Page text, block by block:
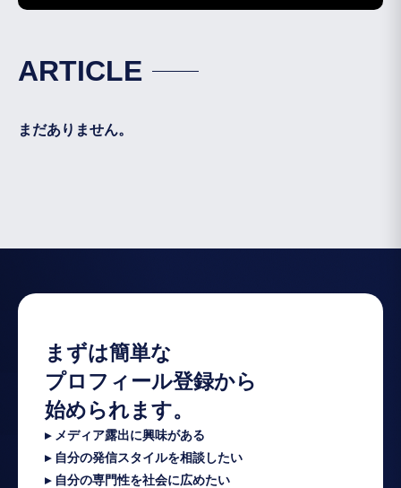
ARTICLE
まだありません。
まずは簡単な
プロフィール登録から
始められます。
▸ メディア露出に興味がある
▸ 自分の発信スタイルを相談したい
▸ 自分の専門性を社会に広めたい